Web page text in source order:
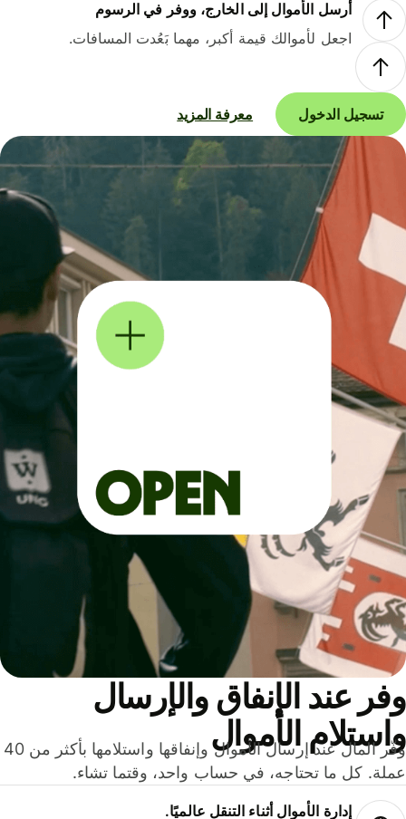
أرسل الأموال إلى الخارج، ووفر في الرسوم
اجعل لأموالك قيمة أكبر، مهما بَعُدت المسافات.
تسجيل الدخول معرفة المزيد
عند الإنفاق والإرسال
الأموال
وفّر المال عند إرسال الأموال وإنفاقها واستلامها بأكثر من 40
كل ما تحتاجه، في حساب واحد، وقتما تشاء.
إدارة الأموال أثناء التنقل عالميًا.